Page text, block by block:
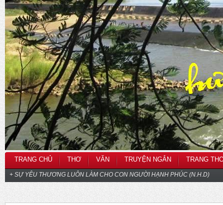
TRANG CHỦ THƠ VĂN TRUYỆN NGẮN TRANG
+ SỰ YÊU THƯƠNG LUÔN LÀM CHO CON NGƯỜI HẠNH PHÚC (N.H.D)